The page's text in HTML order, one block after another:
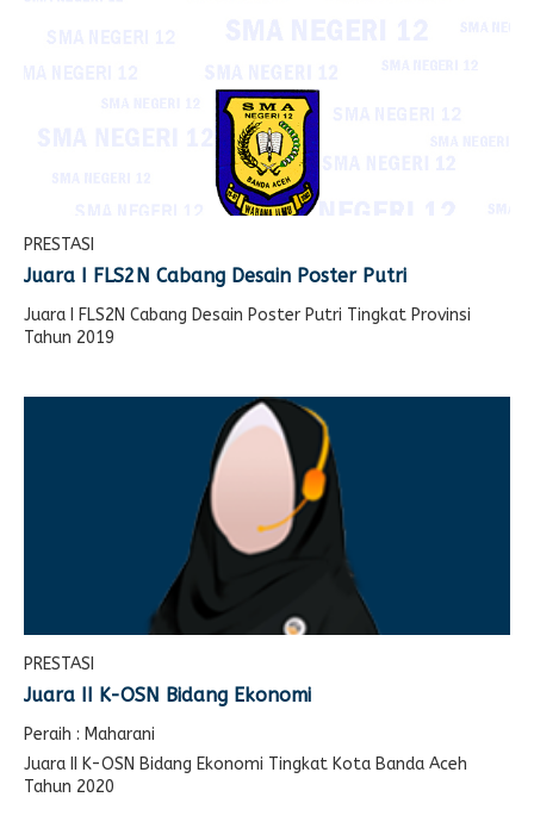
PRESTASI
Juara I FLS2N Cabang Desain Poster Putri
Juara I FLS2N Cabang Desain Poster Putri Tingkat Provinsi
Tahun 2019
PRESTASI
Juara II K-OSN Bidang Ekonomi
Peraih : Maharani
Juara II K-OSN Bidang Ekonomi Tingkat Kota Banda Aceh
Tahun 2020